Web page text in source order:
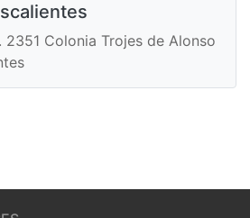
2351 Colonia Trojes de Alonso